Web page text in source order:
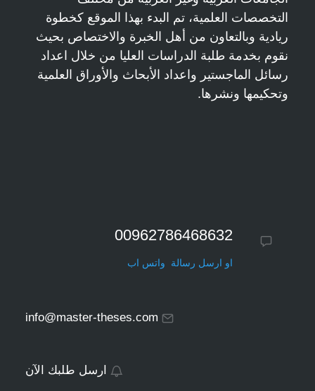
التخصصات العلمية، تم البدء بهذا الموقع كخطوة
ريادية وبالتعاون من أهل الخبرة والاختصاص بحيث
نقوم بخدمة طلبة الدراسات العليا من خلال اعداد
رسائل الماجستير واعداد الأبحاث والأوراق العلمية
وتحكيمها ونشرها.
00962786468632
او ارسل رسالة واتس اب
info@master-theses.com
ارسل طلبك الآن